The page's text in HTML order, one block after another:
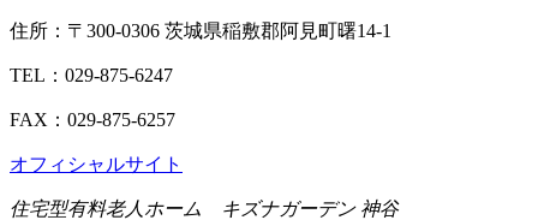
住所：〒300-0306 茨城県稲敷郡阿見町曙14-1
TEL：029-875-6247
FAX：029-875-6257
オフィシャルサイト
住宅型有料老人ホーム キズナガーデン 神谷